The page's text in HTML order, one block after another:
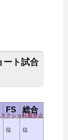
ート試合
クショ転載禁止
FS 総合
位 位